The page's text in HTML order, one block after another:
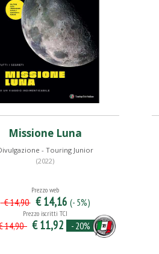
Missione Luna
- Touring Junior
(2022)
Prezzo web
€ 14,90 € 14,16 (- 5%)
Prezzo iscritti TCI
14,90 € 11,92 - 20%